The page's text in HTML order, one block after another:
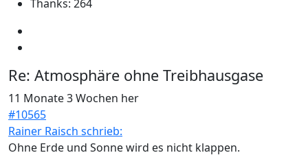
Thanks: 264
Re: Atmosphäre ohne Treibhausgase
11 Monate 3 Wochen her
#10565
Rainer Raisch schrieb:
Ohne Erde und Sonne wird es nicht klappen.